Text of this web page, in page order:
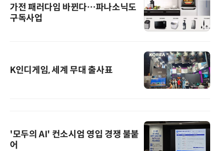
가전 패러다임 바뀐다…파나소닉도
구독사업
K인디게임, 세계 무대 출사표
'모두의 AI' 컨소시엄 영입 경쟁 불붙
어